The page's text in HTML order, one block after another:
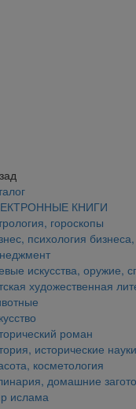
КНИГИ
гороскопы
психология
искусства, оружие,
художественная
роман
исторические науки
косметология
домашние
ислама